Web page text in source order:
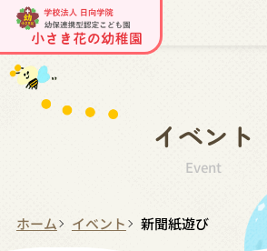
イベント
Event
ホーム イベント 新聞紙遊び